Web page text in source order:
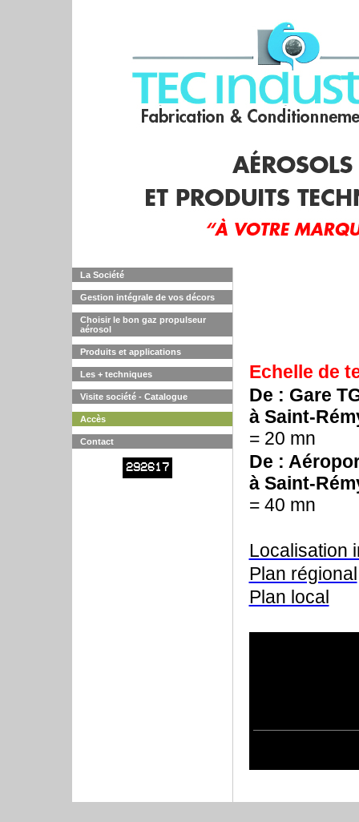
La Société
Gestion intégrale de vos décors
Choisir le bon gaz propulseur
aérosol
Produits et applications
Les + techniques
Visite société - Catalogue
Accès
Contact
292617
Echelle de
De : Gare
à Saint-
= 20 mn
De :
à Saint-
= 40 mn
Localisation
Plan régional
Plan local